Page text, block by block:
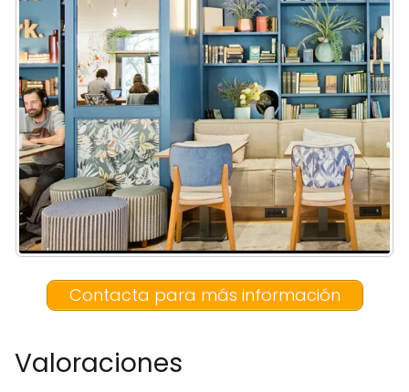
Contacta para más información
Valoraciones